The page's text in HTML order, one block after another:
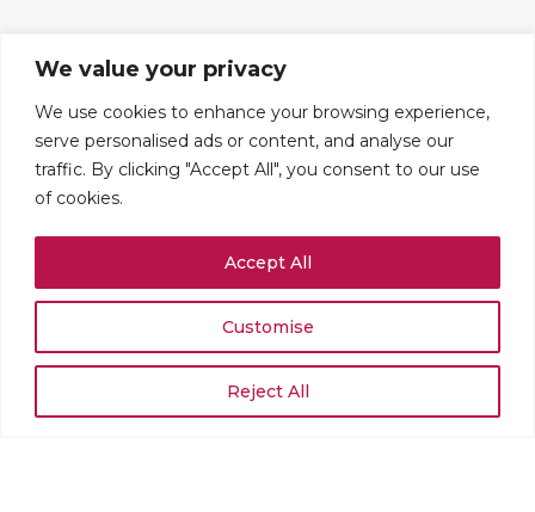
We value your privacy
We use cookies to enhance your browsing experience,
serve personalised ads or content, and analyse our
traffic. By clicking "Accept All", you consent to our use
of cookies.
Customise
Reject All
Accept All
Liens utiles
Contact
Mentions légales
Paramétrer les cookies
109 boulevard Haussmann
75008 PARIS
Rue du Stand 51
1204 GENÈVE
+41 (0)22 519 02 54